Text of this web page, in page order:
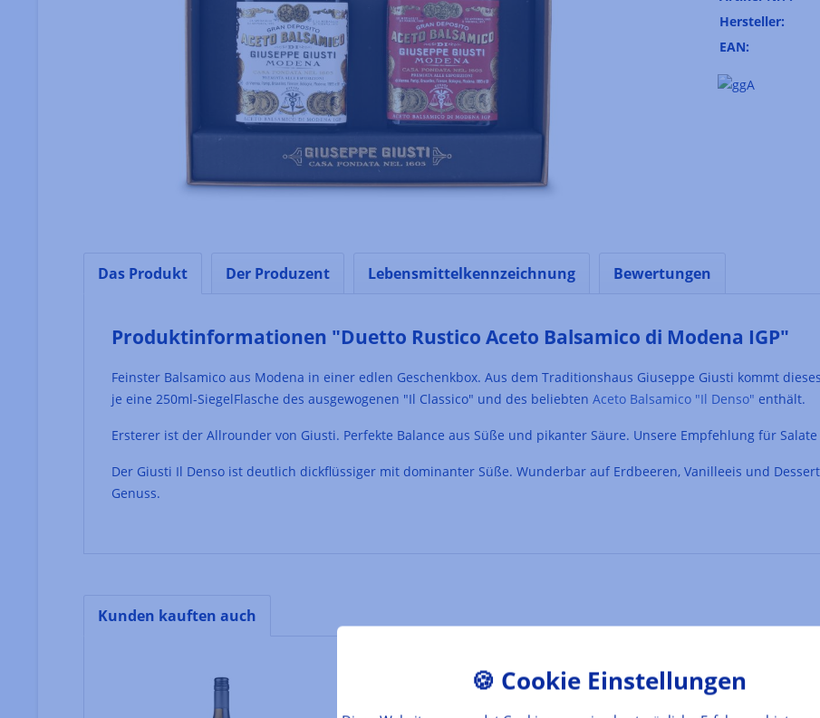
Hersteller:
EAN:
Das Produkt Der Produzent Lebensmittelkennzeichnung Bewertungen
Produktinformationen "Duetto Rustico Aceto Balsamico di Modena IGP"
Feinster Balsamico aus Modena in einer edlen Geschenkbox. Aus dem Traditionshaus Giuseppe Giusti kommt
je eine 250ml-SiegelFlasche des ausgewogenen "Il Classico" und des beliebten Aceto Balsamico "Il Denso" enthält.
Ersterer ist der Allrounder von Giusti. Perfekte Balance aus Süße und pikanter Säure. Unsere Empfehlung für
Der Giusti Il Denso ist deutlich dickflüssiger mit dominanter Süße. Wunderbar auf Erdbeeren, Vanilleeis und
Genuss.
Kunden kauften auch